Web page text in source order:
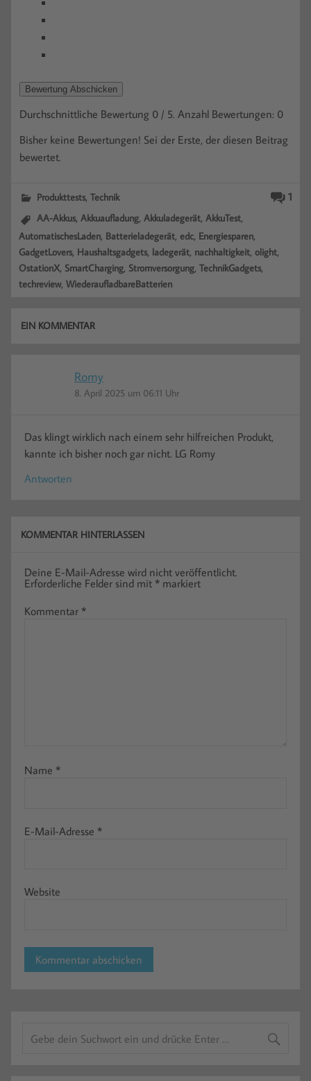
Bewertung Abschicken
Durchschnittliche Bewertung 0 / 5. Anzahl Bewertungen: 0
Bisher keine Bewertungen! Sei der Erste, der diesen Beitrag
bewertet.
1
Produkttests,Technik
AA-Akkus,Akkuaufladung,Akkuladegerät,AkkuTest,
AutomatischesLaden Batterieladegerät ,edc Energiesparen
GadgetLovers, Haushaltsgadgets, ladegerät nachhaltigkeit ,olight
OstationX SmartCharging Stromversorgung ,TechnikGadgets,
techreview,WiederaufladbareBatterien
EIN KOMMENTAR
Romy
8. April 2025 um 06:11 Uhr
Das klingt wirklich nach einem sehr hilfreichen Produkt,
kannte ich bisher noch gar nicht. LG Romy
Antworten
KOMMENTAR HINTERLASSEN
Deine E-Mail-Adresse wird nicht veröffentlicht.
Erforderliche Felder sind mit * markiert
Kommentar *
Name *
E-Mail-Adresse *
Website